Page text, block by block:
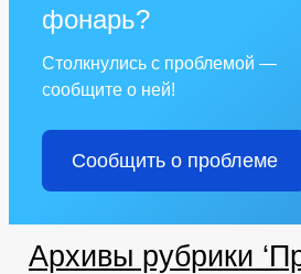
фонарь?
Столкнулись с проблемой —
сообщите о ней!
Сообщить о проблеме
Архивы рубрики